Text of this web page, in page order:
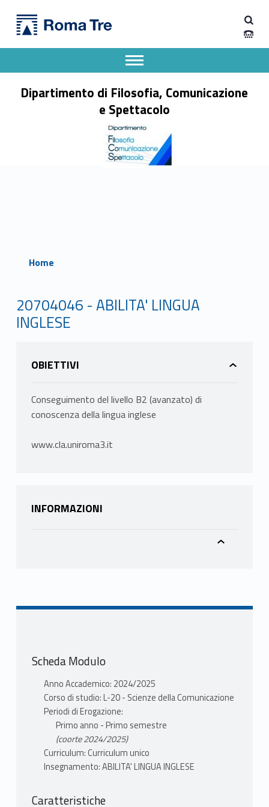
Dipartimento di Filosofia, Comunicazione e Spettacolo
Dipartimento di Filosofia, Comunicazione
e Spettacolo
Apri il menu secondario
Header info sidebar
Home
20704046 - ABILITA' LINGUA
INGLESE
OBIETTIVI
Conseguimento del livello B2 (avanzato) di
conoscenza della lingua inglese
www.cla.uniroma3.it
INFORMAZIONI
Scheda Modulo
Anno Accademico: 2024/2025
Corso di studio: L-20 - Scienze della Comunicazione
Periodi di Erogazione:
Primo anno - Primo semestre
(coorte 2024/2025)
Curriculum: Curriculum unico
Insegnamento: ABILITA' LINGUA INGLESE
Caratteristiche